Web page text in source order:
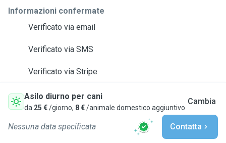
Informazioni confermate
Verificato via email
Verificato via SMS
Verificato via Stripe
Asilo diurno per cani
da 25 €/giorno, 8 €/animale domestico aggiuntivo
Cambia
Nessuna data specificata Contatta